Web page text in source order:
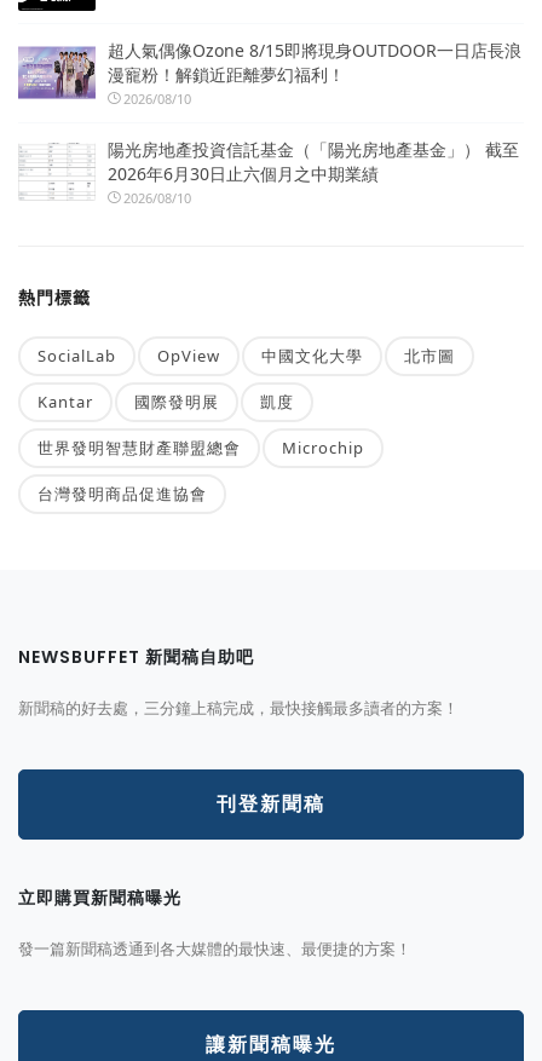
超人氣偶像Ozone 8/15即將現身OUTDOOR一日店長浪
漫寵粉！解鎖近距離夢幻福利！
2026/08/10
陽光房地產投資信託基金（「陽光房地產基金」） 截至
2026年6月30日止六個月之中期業績
2026/08/10
熱門標籤
SocialLab OpView 中國文化大學 北市圖
Kantar 國際發明展 凱度
世界發明智慧財產聯盟總會 Microchip
台灣發明商品促進協會
NEWSBUFFET 新聞稿自助吧
新聞稿的好去處，三分鐘上稿完成，最快接觸最多讀者的方案！
刊登新聞稿
立即購買新聞稿曝光
發一篇新聞稿透通到各大媒體的最快速、最便捷的方案！
讓新聞稿曝光